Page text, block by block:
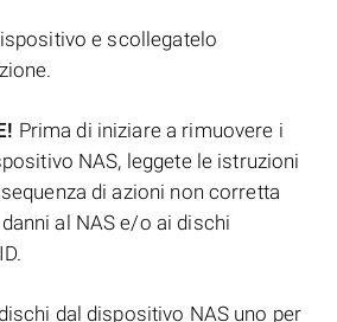
e scollegatelo
Prima di iniziare a rimuovere i
NAS, leggete le istruzioni
di azioni non corretta
al NAS e/o ai dischi
dal dispositivo NAS uno per